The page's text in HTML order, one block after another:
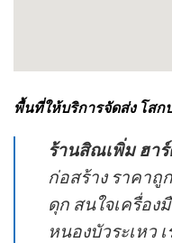
พื้นที่ให้บริการจัดส่ง โสก
ร้านสิณเพิ่ม ฮา
ก่อสร้าง ราคาถู
ดุก สนใจเครื่อง
หนองบัวระเหว